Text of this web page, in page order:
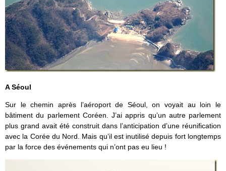
A Séoul
Sur le chemin après l’aéroport de Séoul, on voyait au loin le
bâtiment du parlement Coréen. J’ai appris qu’un autre parlement
plus grand avait été construit dans l’anticipation d’une réunification
avec la Corée du Nord. Mais qu’il est inutilisé depuis fort longtemps
par la force des événements qui n’ont pas eu lieu !